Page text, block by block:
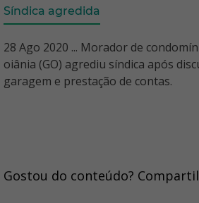
Síndica agredida
28 Ago 2020 ... Morador de
oiânia (GO) agrediu síndica após
garagem e prestação de contas.
Gostou do conteúdo?